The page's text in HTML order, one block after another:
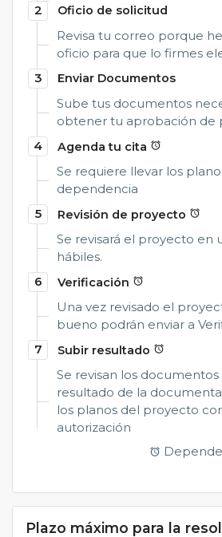
2 Oficio de solicitud
Revisa tu correo porque
oficio para que lo firmes
3
Enviar Documentos
Sube tus documentos
obtener tu aprobación de
4
Agenda tu cita alarm
Se requiere llevar los
dependencia
5
Revisión de proyecto alarm
Se revisará el proyecto en
hábiles.
6
Verificación alarm
Una vez revisado el
bueno podrán enviar a
7
Subir resultado alarm
Se revisan los documentos
resultado de la
los planos del proyecto
autorización
alarm
Plazo máximo para la